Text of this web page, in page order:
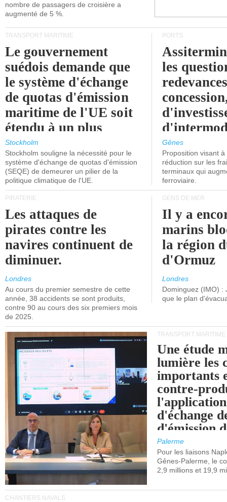
nombre de passagers de croisière a
augmenté de 5 %.
TRANSPORT MARITIME
Le gouvernement
suédois demande que
le système d'échange
de quotas d'émission
maritime de l'UE soit
étendu à un plus
grand nombre de
navires.
Stockholm
Stockholm souligne la nécessité pour le
système d'échange de quotas d'émission
(SEQE) de demeurer un pilier de la
politique climatique de l'UE.
PORTS
les
l'attention
politiciens.
Gênes
Proposition visant
réduction sur les
terminaux qui
ferroviaire.
PIRATERIE
Les attaques de
pirates contre les
navires continuent de
diminuer.
Londres
Au cours du premier semestre de cette
année, 38 accidents se sont produits,
contre 90 au cours des six premiers mois
de 2025.
GENS DE MER
Il y a
marins
la région
d'Ormuz
Londres
Dominguez (IMO) :
que le plan
TRANSPORT MARITIME
Une étude
lumière les
importants
contre-
d'échange
d'émission
(SEQE-UE)
maritimes
occidentale.
Palerme
Pour les liaisons
Gênes-Palerme, le
2,9 millions et 19,9
CHANTIERS NAVALS